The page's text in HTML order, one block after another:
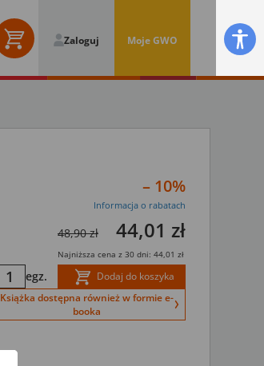
Zaloguj Moje GWO
egz.
– 10%
Informacja o rabatach
48,90 zł 44,01 zł
Najniższa cena z 30 dni: 44,01 zł
Dodaj do koszyka
Książka dostępna również w formie e-
booka